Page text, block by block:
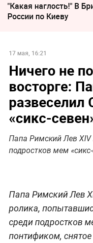
"Какая наглость!" В
России по Киеву
17 мая, 16:21
Ничего не
восторге:
«сикс-
Папа Римский Лев
подростков мем
Папа Римский Лев
ролика,
среди подростков
понтификом,